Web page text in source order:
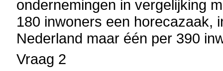
ondernemingen in vergelijking
180 inwoners een horecazaak,
Nederland maar één per 390
Vraag 2